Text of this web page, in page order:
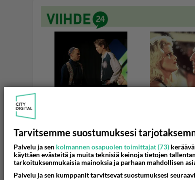
KEMINMAA
Uusi kansalaisaloite
Tarvitsemme suostumuksesi
Palvelu ja sen kolmannen osapuolen toimittajat (73)
käyttäen evästeitä ja muita teknisiä keinoja tietojen
tarkoituksenmukaisia mainoksia ja parhaan mahdollisen
Palvelu ja sen kumppanit tarvitsevat suostumuksesi